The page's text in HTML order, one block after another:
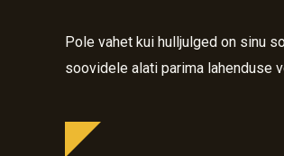
Pole vahet kui hulljulged on sinu
soovidele alati parima lahenduse